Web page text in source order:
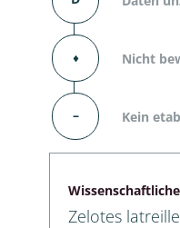
⬧ Nicht
– Kein
Zelotes